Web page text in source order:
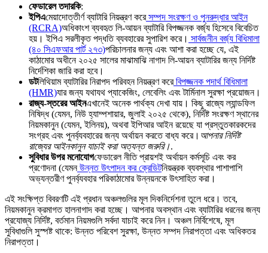
ফেডারেল তদারকি:
ইপিএমেয়াদোত্তীর্ণ ব্যাটারি নিয়ন্ত্রণ করে সম্পদ সংরক্ষণ ও পুনরুদ্ধার আইন
(RCRA)অধিকাংশ ব্যবহৃত লি-আয়ন ব্যাটারি বিপজ্জনক বর্জ্য হিসেবে বিবেচিত
হয়। ইপিএ সরলীকৃত পদ্ধতি ব্যবহারের সুপারিশ করে। সার্বজনীন বর্জ্য বিধিমালা
(৪০ সিএফআর পার্ট ২৭৩)পরিচালনার জন্য এবং আশা করা হচ্ছে যে, এই
কাঠামোর অধীনে ২০২৫ সালের মাঝামাঝি নাগাদ লি-আয়ন ব্যাটারির জন্য নির্দিষ্ট
নির্দেশিকা জারি করা হবে।
ডটলিথিয়াম ব্যাটারির নিরাপদ পরিবহন নিয়ন্ত্রণ করে বিপজ্জনক পদার্থ বিধিমালা
(HMR)যার জন্য যথাযথ প্যাকেজিং, লেবেলিং এবং টার্মিনাল সুরক্ষা প্রয়োজন।
রাজ্য-স্তরের আইনএখানেই অনেক পার্থক্য দেখা যায়। কিছু রাজ্যে ল্যান্ডফিল
নিষিদ্ধ (যেমন, নিউ হ্যাম্পশায়ার, জুলাই ২০২৫ থেকে), নির্দিষ্ট সংরক্ষণ স্থানের
নিয়মকানুন (যেমন, ইলিনয়), অথবা ইপিআর আইন রয়েছে যা প্রস্তুতকারকদের
সংগ্রহ এবং পুনর্ব্যবহারের জন্য অর্থায়ন করতে বাধ্য করে। আপনার নির্দিষ্ট
রাজ্যের আইনকানুন যাচাই করা অত্যন্ত জরুরি।.
সুবিধার উপর মনোযোগফেডারেল নীতি প্রায়শই অর্থায়ন কর্মসূচি এবং কর
প্রণোদনা (যেমন উন্নত উৎপাদন কর ক্রেডিটনিয়ন্ত্রক ব্যবস্থার পাশাপাশি
অভ্যন্তরীণ পুনর্ব্যবহার পরিকাঠামোর উন্নয়নকে উৎসাহিত করা।
এই সংক্ষিপ্ত বিবরণটি এই প্রধান অঞ্চলগুলির মূল দিকনির্দেশনা তুলে ধরে। তবে,
নিয়মকানুন ক্রমাগত হালনাগাদ করা হচ্ছে। আপনার অবস্থান এবং ব্যাটারির ধরনের জন্য
প্রযোজ্য নির্দিষ্ট, বর্তমান নিয়মগুলি সর্বদা যাচাই করে নিন। অঞ্চল নির্বিশেষে, মূল
সুবিধাগুলি সুস্পষ্ট থাকে: উন্নত পরিবেশ সুরক্ষা, উন্নত সম্পদ নিরাপত্তা এবং অধিকতর
নিরাপত্তা।